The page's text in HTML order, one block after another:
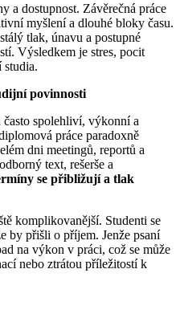
a dostupnost. Závěrečná práce
myšlení a dlouhé bloky času.
tlak, únavu a postupné
Výsledkem je stres, pocit
studia.
povinnosti
spolehliví, výkonní a
práce paradoxně
dni meetingů, reportů a
text, rešerše a
se přibližují a tlak
komplikovanější. Studenti se
by přišli o příjem. Jenže psaní
na výkon v práci, což se může
nebo ztrátou příležitostí k